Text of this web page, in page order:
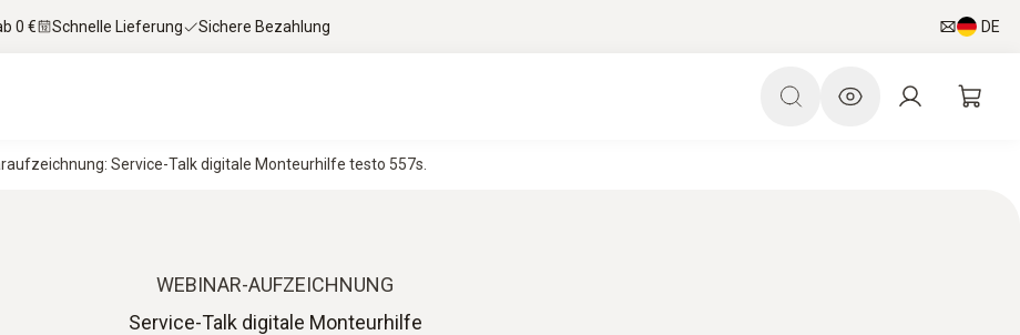
0 € Schnelle Lieferung Sichere Bezahlung DE
Service-Talk digitale Monteurhilfe testo 557s.
WEBINAR-AUFZEICHNUNG
Service-Talk digitale Monteurhilfe